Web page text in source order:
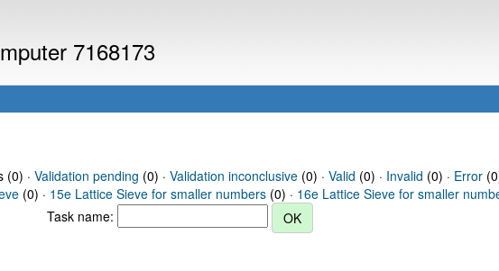
7168173
(0) · Validation pending (0) · Validation inconclusive(0) · Valid (0) · Invalid (0) · Error
(0) · 15e Lattice Sieve for smaller numbers (0) · 16e Lattice Sieve for smaller
Task name: